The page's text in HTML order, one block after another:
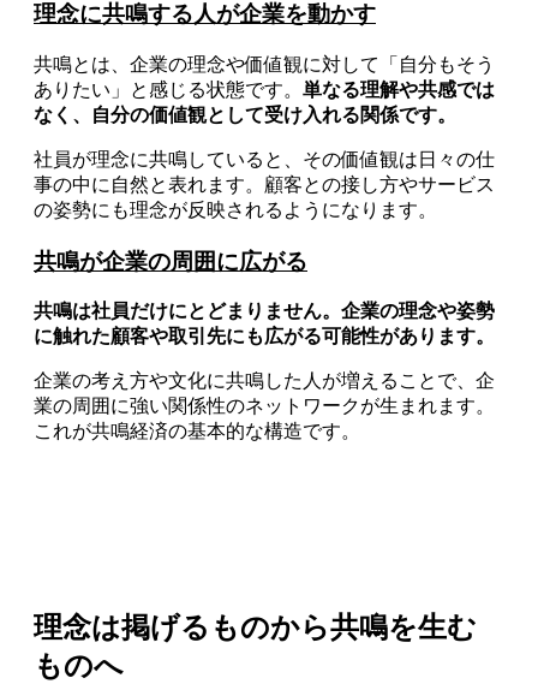
理念に共鳴する人が企業を動かす
共鳴とは、企業の理念や価値観に対して「自分もそう
ありたい」と感じる状態です。 単なる理解や共感では
なく、自分の価値観として受け入れる関係です。
社員が理念に共鳴していると、その価値観は日々の仕
事の中に自然と表れます。顧客との接し方やサービス
の姿勢にも理念が反映されるようになります。
共鳴が企業の周囲に広がる
共鳴は社員だけにとどまりません。企業の理念や姿勢
に触れた顧客や取引先にも広がる可能性があります。
企業の考え方や文化に共鳴した人が増えることで、企
業の周囲に強い関係性のネットワークが生まれます。
これが共鳴経済の基本的な構造です。
理念は掲げるものから共鳴を生む
ものへ